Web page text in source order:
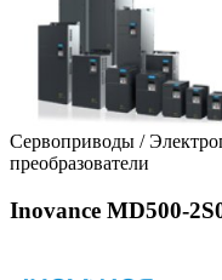
Сервоприводы /
преобразователи
Inovance MD500-